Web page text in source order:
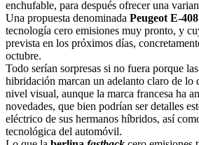
enchufable, para después ofrecer una
Una propuesta denominada Peugeot E-408
tecnología cero emisiones muy pronto, y
prevista en los próximos días,
octubre.
Todo serían sorpresas si no fuera porque
hibridación marcan un adelanto claro de lo
nivel visual, aunque la marca francesa ha
novedades, que bien podrían ser detalles
eléctrico de sus hermanos híbridos, así
tecnológica del automóvil.